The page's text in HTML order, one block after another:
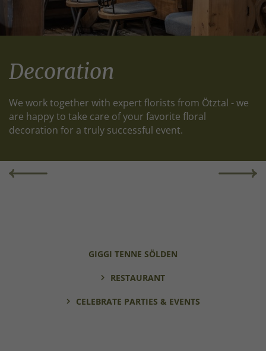
Decoration
We work together with expert florists from Ötztal - we
are happy to take care of your favorite floral
decoration for a truly successful event.
GIGGI TENNE SÖLDEN
RESTAURANT
CELEBRATE PARTIES & EVENTS